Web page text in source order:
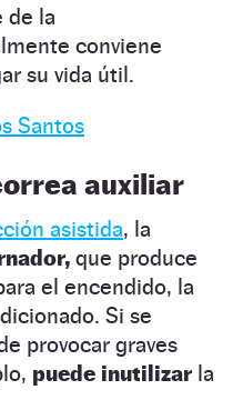
de la
conviene
su vida útil.
Santos
auxiliar
asistida, la
que produce
el encendido, la
Si se
provocar graves
puede inutilizarla